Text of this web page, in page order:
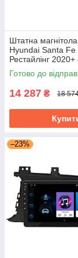
Штатна
Hyundai Santa Fe
Рестайлінг
4/64Gb CarPlay
Prime
Готово до
14 287 ₴ 18
–23%